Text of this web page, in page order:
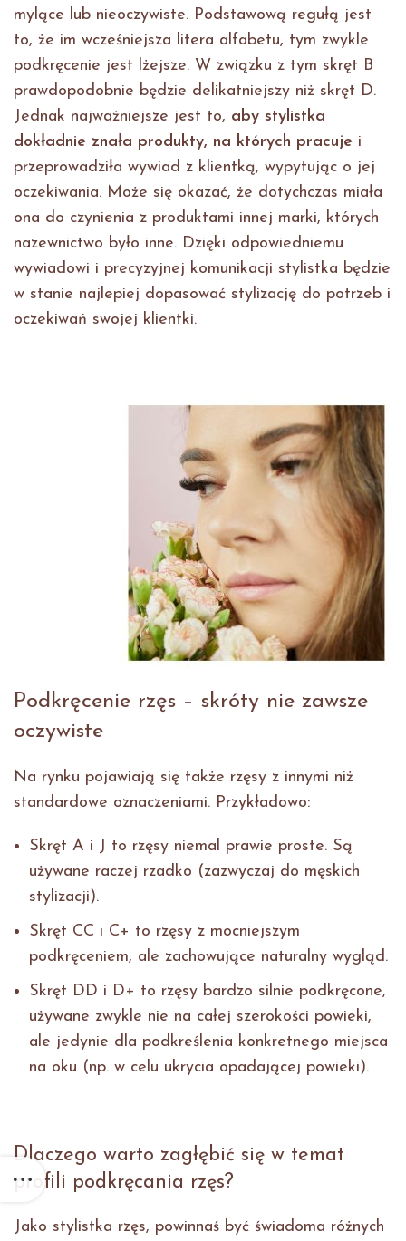
mylące lub nieoczywiste. Podstawową regułą jest
to, że im wcześniejsza litera alfabetu, tym zwykle
podkręcenie jest lżejsze. W związku z tym skręt B
prawdopodobnie będzie delikatniejszy niż skręt D.
Jednak najważniejsze jest to, aby stylistka
dokładnie znała produkty, na których pracuje i
przeprowadziła wywiad z klientką, wypytując o jej
oczekiwania. Może się okazać, że dotychczas miała
ona do czynienia z produktami innej marki, których
nazewnictwo było inne. Dzięki odpowiedniemu
wywiadowi i precyzyjnej komunikacji stylistka będzie
w stanie najlepiej dopasować stylizację do potrzeb i
oczekiwań swojej klientki.
Podkręcenie rzęs – skróty nie zawsze
oczywiste
Na rynku pojawiają się także rzęsy z innymi niż
standardowe oznaczeniami. Przykładowo:
Skręt A i J to rzęsy niemal prawie proste. Są
używane raczej rzadko (zazwyczaj do męskich
stylizacji).
Skręt CC i C+ to rzęsy z mocniejszym
podkręceniem, ale zachowujące naturalny wygląd.
Skręt DD i D+ to rzęsy bardzo silnie podkręcone,
używane zwykle nie na całej szerokości powieki,
ale jedynie dla podkreślenia konkretnego miejsca
na oku (np. w celu ukrycia opadającej powieki).
Dlaczego warto zagłębić się w temat
profili podkręcania rzęs?
Jako stylistka rzęs, powinnaś być świadoma różnych